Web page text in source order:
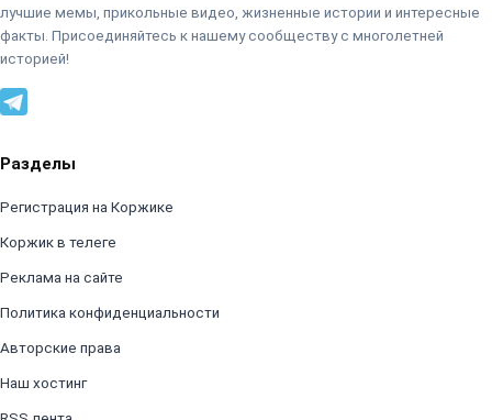
лучшие мемы, прикольные видео, жизненные истории и интересные
факты. Присоединяйтесь к нашему сообществу с многолетней
историей!
Разделы
Регистрация на Коржике
Коржик в телеге
Реклама на сайте
Политика конфиденциальности
Авторские права
Наш хостинг